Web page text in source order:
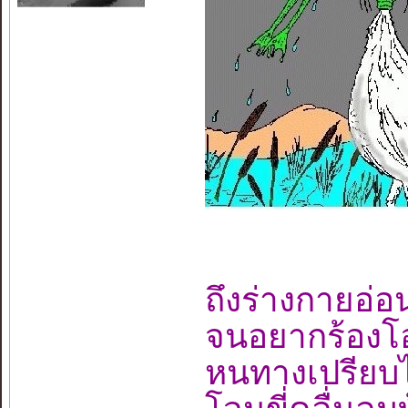
ถึงร่างกายอ่
จนอยากร้อง
หนทางเปรีย